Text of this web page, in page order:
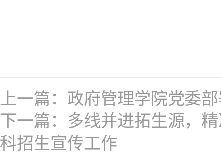
上一篇： 政府管理学院党委
下一篇： 多线并进拓生源，
科招生宣传工作